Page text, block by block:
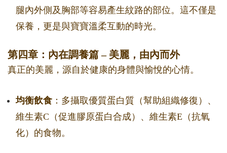
腿內外側及胸部等容易產生紋路的部位。這不僅是
保養，更是與寶寶溫柔互動的時光。
第四章：內在調養篇 – 美麗，由內而外
真正的美麗，源自於健康的身體與愉悅的心情。
均衡飲食 ：多攝取優質蛋白質（幫助組織修復）、
維生素C（促進膠原蛋白合成）、維生素E（抗氧
化）的食物。